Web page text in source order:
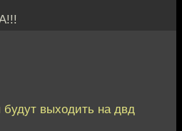
выходить на двд